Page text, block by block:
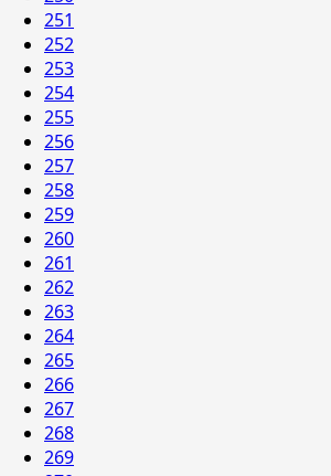
251
252
253
254
255
256
257
258
259
260
261
262
263
264
265
266
267
268
269